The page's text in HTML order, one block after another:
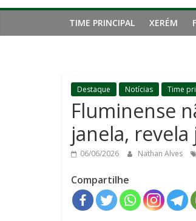
TIME PRINCIPAL XERÉM
Destaque Notícias Time
Fluminense
janela,
06/06/2026 Nathan Alves
Compartilhe